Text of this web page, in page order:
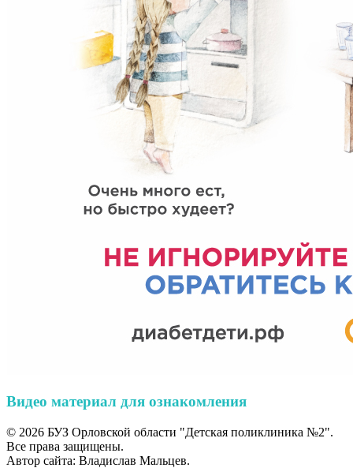
Видео материал для ознакомления
© 2026 БУЗ Орловской области "Детская поликлиника №2".
Все права защищены.
Автор сайта: Владислав Мальцев.